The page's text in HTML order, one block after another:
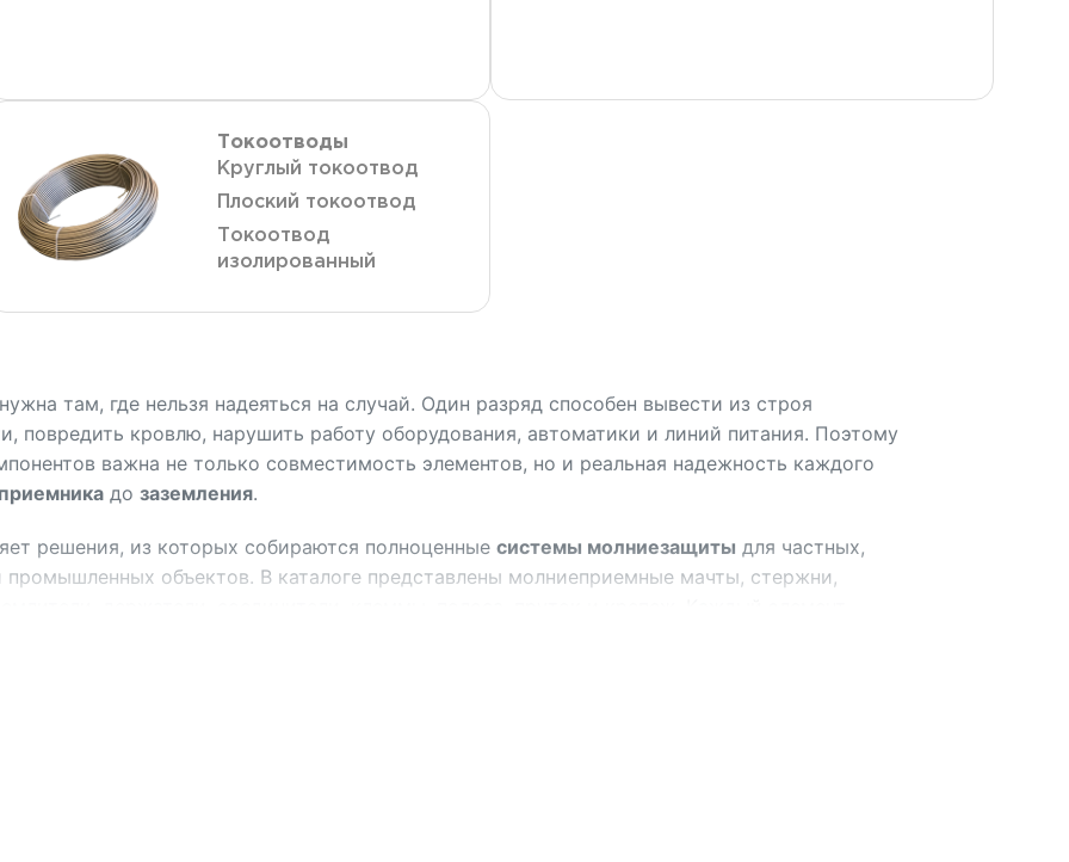
Токоотводы
Круглый токоотвод
Плоский токоотвод
Токоотвод
изолированный
нужна там, где нельзя надеяться на случай. Один разряд способен вывести из строя
повредить кровлю, нарушить работу оборудования, автоматики и линий питания. Поэтому
важна не только совместимость элементов, но и реальная надежность каждого
до заземления.
решения, из которых собираются полноценные системы молниезащиты для частных,
объектов. В каталоге представлены молниеприемные мачты, стержни,
материал основания, высоту здания, конфигурацию кровли и требуемую схему отвода тока.